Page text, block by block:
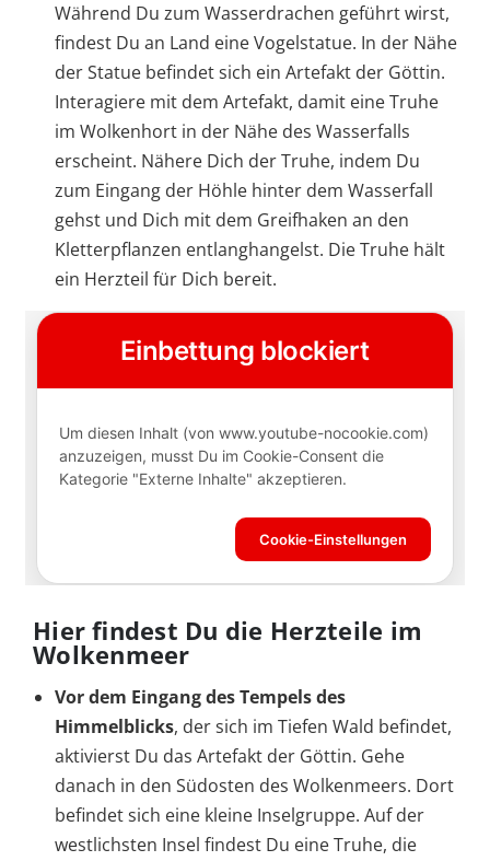
Während Du zum Wasserdrachen geführt wirst,
findest Du an Land eine Vogelstatue. In der Nähe
der Statue befindet sich ein Artefakt der Göttin.
Interagiere mit dem Artefakt, damit eine Truhe
im Wolkenhort in der Nähe des Wasserfalls
erscheint. Nähere Dich der Truhe, indem Du
zum Eingang der Höhle hinter dem Wasserfall
gehst und Dich mit dem Greifhaken an den
Kletterpflanzen entlanghangelst. Die Truhe hält
ein Herzteil für Dich bereit.
Hier findest Du die Herzteile im
Wolkenmeer
Vor dem Eingang des Tempels des
Himmelblicks, der sich im Tiefen Wald befindet,
aktivierst Du das Artefakt der Göttin. Gehe
danach in den Südosten des Wolkenmeers. Dort
befindet sich eine kleine Inselgruppe. Auf der
westlichsten Insel findest Du eine Truhe, die